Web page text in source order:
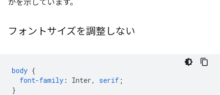
かを示しています。
フォントサイズを調整しない
body {
font-family : Inter, serif ;
}